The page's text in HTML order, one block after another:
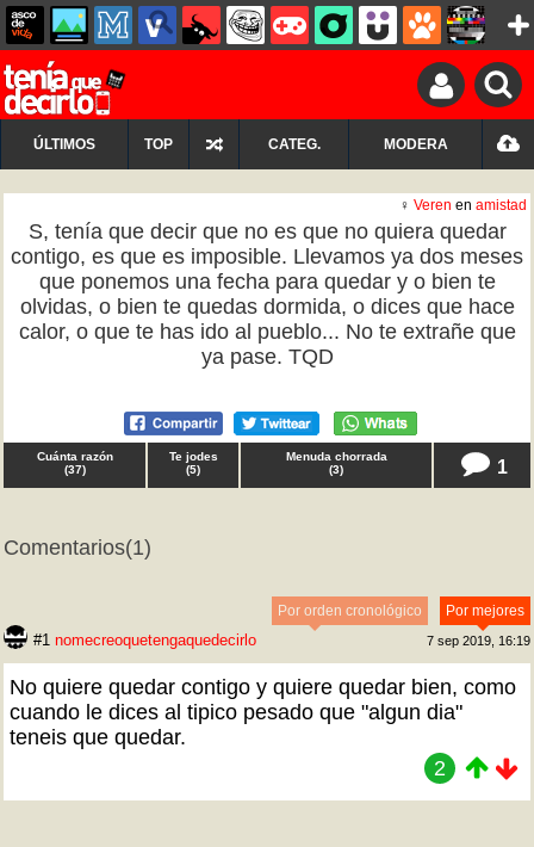
ÚLTIMOS TOP CATEG. MODERA
♀ Veren en amistad
S, tenía que decir que no es que no quiera quedar
contigo, es que es imposible. Llevamos ya dos meses
que ponemos una fecha para quedar y o bien te
olvidas, o bien te quedas dormida, o dices que hace
calor, o que te has ido al pueblo... No te extrañe que
ya pase. TQD
Cuánta razón
(37)
Te jodes
(5)
Menuda chorrada
(3) 1
Comentarios(1)
Por mejores
Por orden cronológico
#1 nomecreoquetengaquedecirlo 7 sep 2019, 16:19
No quiere quedar contigo y quiere quedar bien, como
cuando le dices al tipico pesado que "algun dia"
teneis que quedar.
2